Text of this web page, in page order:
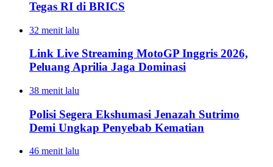
Tegas RI di BRICS
32 menit lalu
Link Live Streaming MotoGP Inggris 2026,
Peluang Aprilia Jaga Dominasi
38 menit lalu
Polisi Segera Ekshumasi Jenazah Sutrimo
Demi Ungkap Penyebab Kematian
46 menit lalu